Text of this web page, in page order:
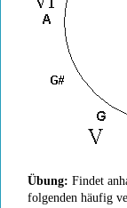
Übung: Findet
folgenden häufig